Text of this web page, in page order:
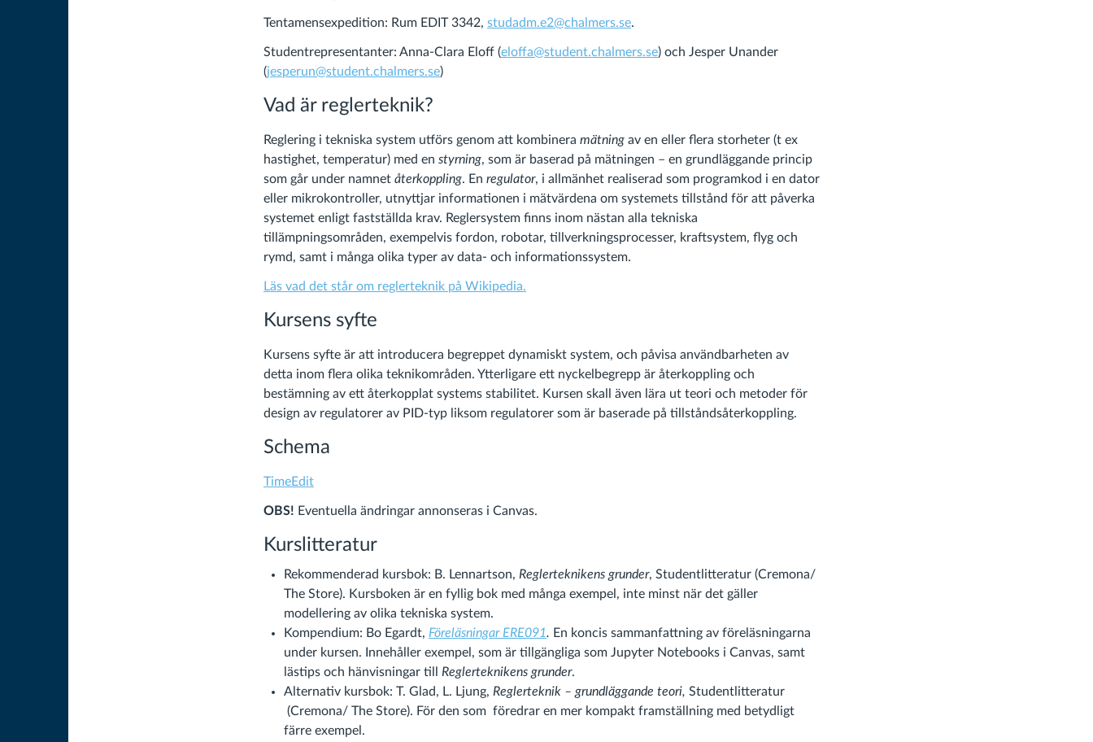
Tentamensexpedition: Rum EDIT 3342, studadm.e2@chalmers.se.
Studentrepresentanter: Anna-Clara Eloff (eloffa@student.chalmers.se) och Jesper Unander
(jesperun@student.chalmers.se)
Vad är reglerteknik?
Reglering i tekniska system utförs genom att kombinera mätning av en eller flera storheter (t ex
hastighet, temperatur) med en styrning, som är baserad på mätningen – en grundläggande princip
som går under namnet återkoppling. En regulator, i allmänhet realiserad som programkod i en dator
eller mikrokontroller, utnyttjar informationen i mätvärdena om systemets tillstånd för att påverka
systemet enligt fastställda krav. Reglersystem finns inom nästan alla tekniska
tillämpningsområden, exempelvis fordon, robotar, tillverkningsprocesser, kraftsystem, flyg och
rymd, samt i många olika typer av data- och informationssystem.
Läs vad det står om reglerteknik på Wikipedia.
Kursens syfte
Kursens syfte är att introducera begreppet dynamiskt system, och påvisa användbarheten av
detta inom flera olika teknikområden. Ytterligare ett nyckelbegrepp är återkoppling och
bestämning av ett återkopplat systems stabilitet. Kursen skall även lära ut teori och metoder för
design av regulatorer av PID-typ liksom regulatorer som är baserade på tillståndsåterkoppling.
Schema
TimeEdit
OBS! Eventuella ändringar annonseras i Canvas.
Kurslitteratur
Rekommenderad kursbok: B. Lennartson, Reglerteknikens grunder, Studentlitteratur (Cremona/
The Store). Kursboken är en fyllig bok med många exempel, inte minst när det gäller
modellering av olika tekniska system.
Kompendium: Bo Egardt, Föreläsningar ERE091. En koncis sammanfattning av föreläsningarna
under kursen. Innehåller exempel, som är tillgängliga som Jupyter Notebooks i Canvas, samt
lästips och hänvisningar till Reglerteknikens grunder.
Alternativ kursbok: T. Glad, L. Ljung, Reglerteknik – grundläggande teori, Studentlitteratur
(Cremona/ The Store). För den som föredrar en mer kompakt framställning med betydligt
färre exempel.